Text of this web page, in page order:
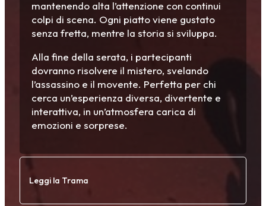
mantenendo alta l’attenzione con continui
colpi di scena. Ogni piatto viene gustato
senza fretta, mentre la storia si sviluppa.
Alla fine della serata, i partecipanti
dovranno risolvere il mistero, svelando
l’assassino e il movente. Perfetta per chi
cerca un’esperienza diversa, divertente e
interattiva, in un’atmosfera carica di
emozioni e sorprese.
Leggi la Trama